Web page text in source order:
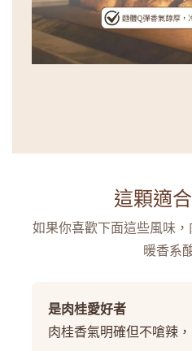
這顆適
如果你喜歡下面這些風味
暖香系
是肉桂愛好者
肉桂香氣明確但不嗆辣